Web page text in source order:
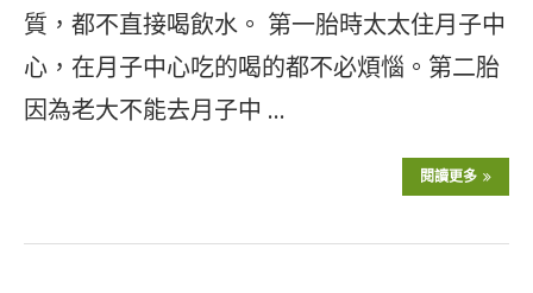
質，都不直接喝飲水。 第一胎時太太住月子中
心，在月子中心吃的喝的都不必煩惱。第二胎
因為老大不能去月子中 …
閱讀更多